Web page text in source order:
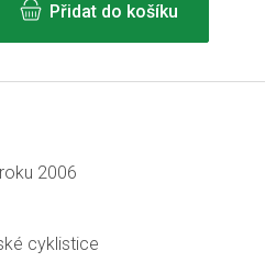
Přidat do košíku
2006
cyklistice